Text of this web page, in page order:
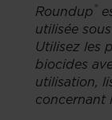
Roundup®
utilisée
Utilisez les
biocides
utilisation,
concernant